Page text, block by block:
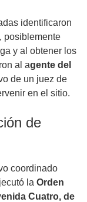
identificaron
, posiblemente
y al obtener los
al agente del
de un juez de
en el sitio.
de
coordinado
la Orden
Cuatro, de